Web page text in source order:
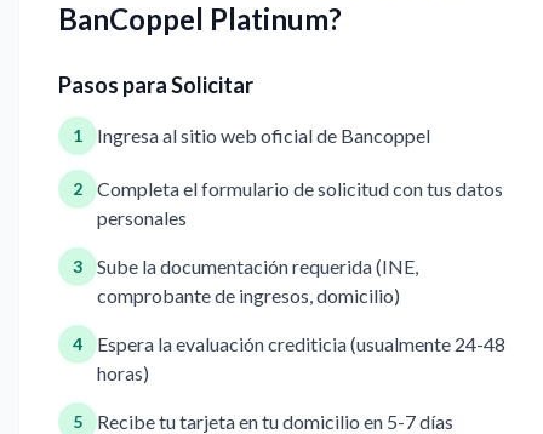
BanCoppel Platinum?
Pasos para Solicitar
1 Ingresa al sitio web oficial de Bancoppel
2
Completa el formulario de solicitud con tus datos
personales
3
Sube la documentación requerida (INE,
comprobante de ingresos, domicilio)
4
Espera la evaluación crediticia (usualmente 24-48
horas)
5 Recibe tu tarjeta en tu domicilio en 5-7 días